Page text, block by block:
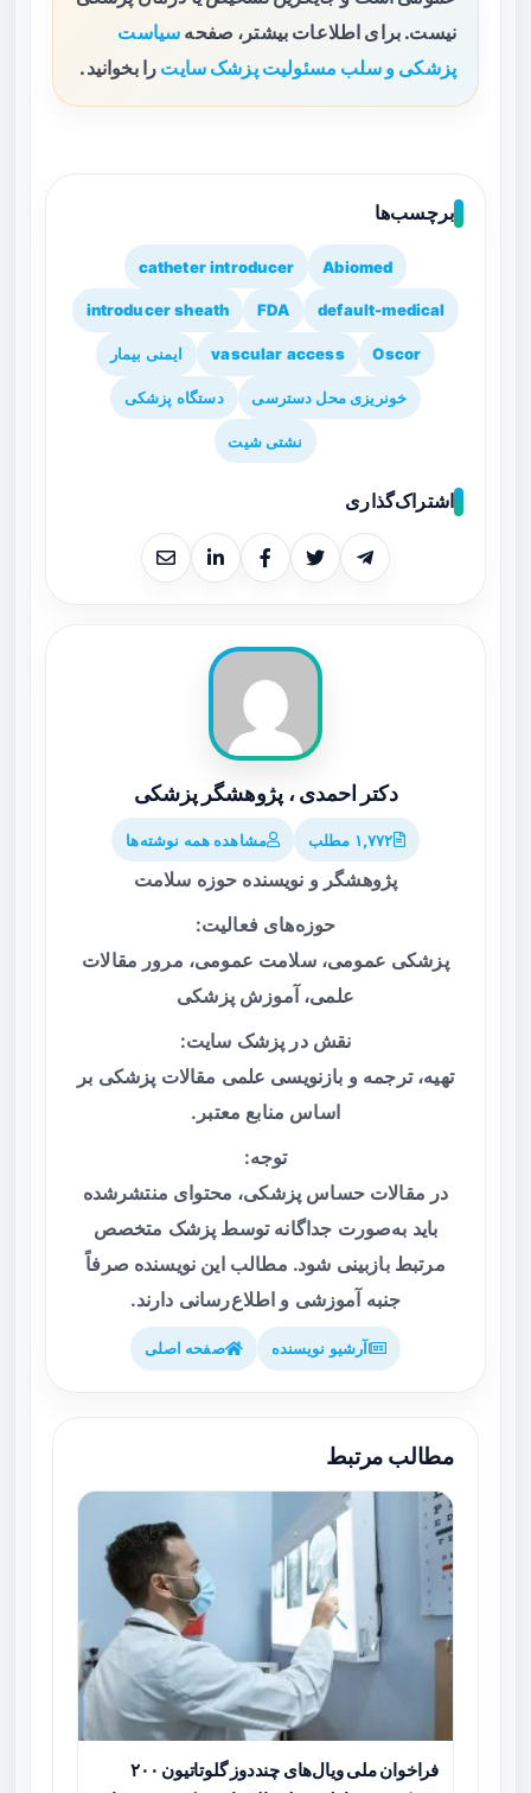
نیست. برای اطلاعات بیشتر، صفحه سیاست
پزشکی و سلب مسئولیت پزشک سایت را بخوانید.
برچسب‌ها
Abiomed
catheter introducer
default-medical
FDA
introducer sheath
Oscor
vascular access ایمنی بیمار
خونریزی محل دسترسی دستگاه پزشکی
نشتی شیت
اشتراک‌گذاری
دکتر احمدی ، پژوهشگر پزشکی
۱,۷۷۲ مطلب مشاهده همه نوشته‌ها
پژوهشگر و نویسنده حوزه سلامت
حوزه‌های فعالیت:
پزشکی عمومی، سلامت عمومی، مرور مقالات
علمی، آموزش پزشکی
نقش در پزشک سایت:
تهیه، ترجمه و بازنویسی علمی مقالات پزشکی بر
اساس منابع معتبر.
توجه:
در مقالات حساس پزشکی، محتوای منتشرشده
باید به‌صورت جداگانه توسط پزشک متخصص
مرتبط بازبینی شود. مطالب این نویسنده صرفاً
جنبه آموزشی و اطلاع‌رسانی دارند.
آرشیو نویسنده صفحه اصلی
مطالب مرتبط
فراخوان ملی ویال‌های چنددوز گلوتاتیون ۲۰۰